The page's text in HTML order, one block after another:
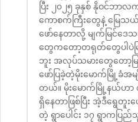
ပြီး ၂၀၂၅ ခုနှစ် နိုဝင်ဘာ
ကောစက်ကြီးတွေနဲ့ မြေသယ်
ဖော်နေတာလို့ မျက်မြင်ဒ
တွေကတော့တရုတ်တွေပါပဲမ
ဘူး အလုပ်သမားတွေတော့
ဖော်ပြခဲ့တဲ့မိုးမောက်မြို့ခံအ
တယ်။ မိုးမောက်မြို့နယ်ဟာ
ရှိနေတာဖြစ်ပြီး အဲ့ဒီရွေတူး
တဲ့ ရွာပေါင်း ၁၇ ရွာကပြ